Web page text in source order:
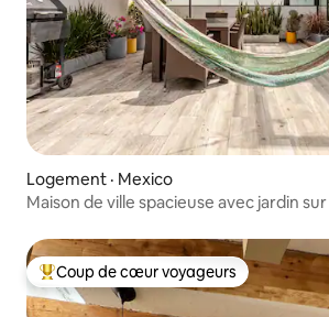
Logement · Mexico
Maison de ville spacieuse avec jardin
Coup de cœur voyageurs parmi les plus
Coup de cœur voyageurs